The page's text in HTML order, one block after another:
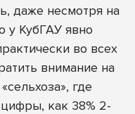
даже несмотря на
у КубГАУ явно
во всех
внимание на
где
как 38% 2-